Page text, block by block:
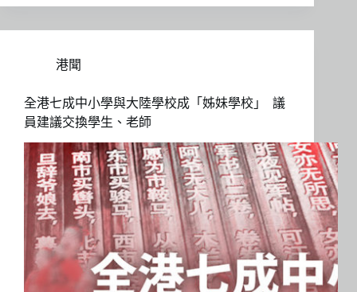
港聞
全港七成中小學與大陸學校成「姊妹學校」 議
員建議交換學生、老師